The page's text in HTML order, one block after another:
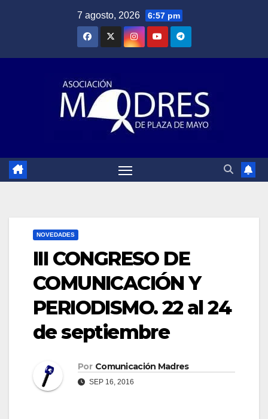
7 agosto, 2026 6:57 pm
NOVEDADES
III CONGRESO DE
COMUNICACIÓN Y
PERIODISMO. 22 al 24
de septiembre
Por Comunicación Madres
SEP 16, 2016